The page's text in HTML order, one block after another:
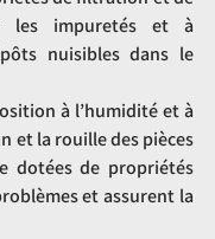
les impuretés et à
nuisibles dans le
à l’humidité et à
et la rouille des pièces
dotées de propriétés
et assurent la